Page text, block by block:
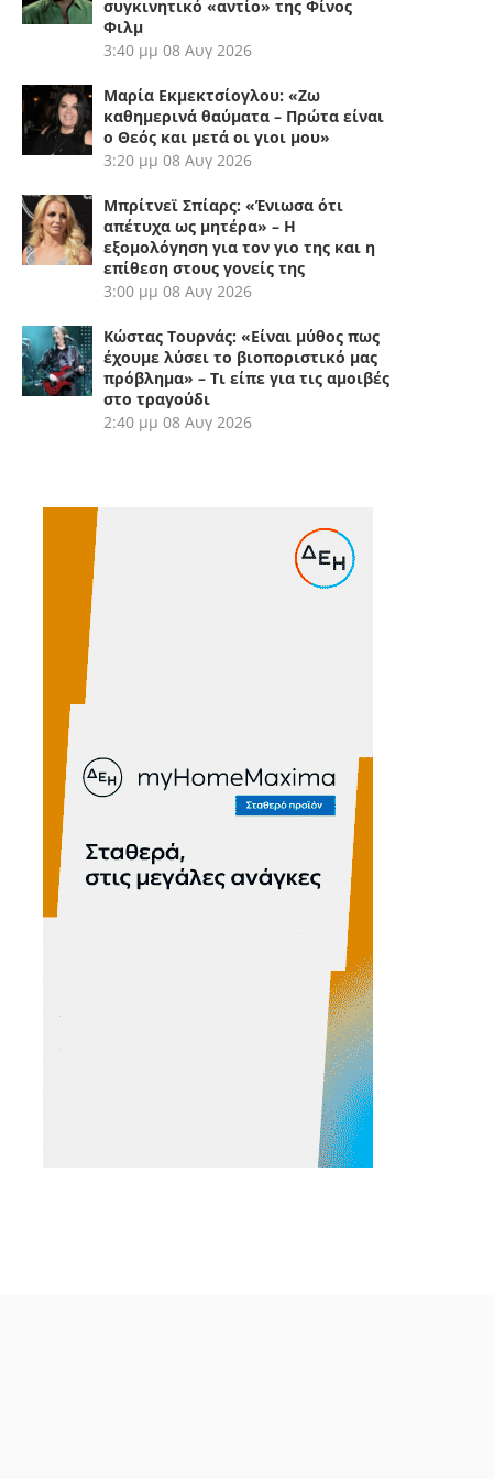
συγκινητικό «αντίο» της Φίνος
Φιλμ
3:40 μμ 08 Αυγ 2026
Μαρία Εκμεκτσίογλου: «Ζω
καθημερινά θαύματα – Πρώτα είναι
ο Θεός και μετά οι γιοι μου»
3:20 μμ 08 Αυγ 2026
Μπρίτνεϊ Σπίαρς: «Ένιωσα ότι
απέτυχα ως μητέρα» – Η
εξομολόγηση για τον γιο της και η
επίθεση στους γονείς της
3:00 μμ 08 Αυγ 2026
Κώστας Τουρνάς: «Είναι μύθος πως
έχουμε λύσει το βιοποριστικό μας
πρόβλημα» – Τι είπε για τις αμοιβές
στο τραγούδι
2:40 μμ 08 Αυγ 2026